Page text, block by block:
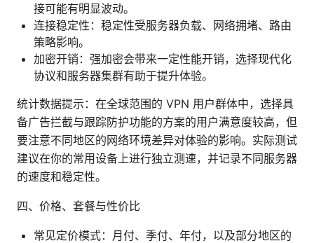
接可能有明显波动。
连接稳定性：稳定性受服务器负载、网络拥堵、路由
策略影响。
加密开销：强加密会带来一定性能开销，选择现代化
协议和服务器集群有助于提升体验。
统计数据提示：在全球范围的 VPN 用户群体中，选择具
备广告拦截与跟踪防护功能的方案的用户满意度较高，但
要注意不同地区的网络环境差异对体验的影响。实际测试
建议在你的常用设备上进行独立测速，并记录不同服务器
的速度和稳定性。
四、价格、套餐与性价比
常见定价模式：月付、季付、年付，以及部分地区的